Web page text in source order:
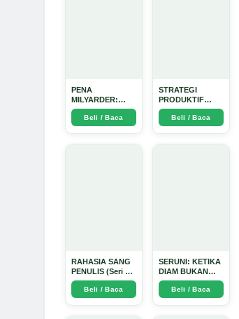
PENA
MILYARDER:
Kisah, Rahasia
Sukses, dan
Panduan Menjadi
Beli / Baca
STRATEGI
PRODUKTIF
MENULIS
UPDATE - Arda
Dinata
Beli / Baca
RAHASIA SANG
PENULIS (Seri 1)
- Arda Dinata
Beli / Baca
SERUNI: KETIKA
DIAM BUKAN
LAGI PILIHAN -
Arda Dinata
Beli / Baca